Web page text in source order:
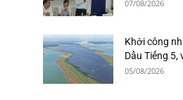
07/08/2026
Khởi công
Dầu Tiếng 5,
05/08/2026